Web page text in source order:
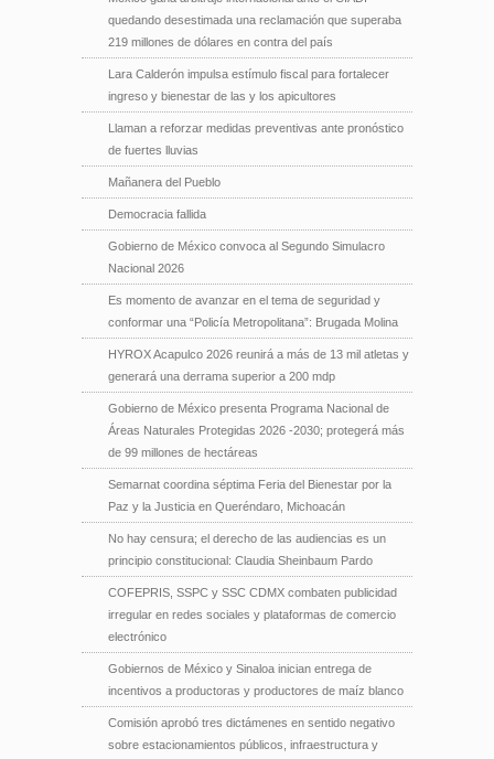
quedando desestimada una reclamación que superaba
219 millones de dólares en contra del país
Lara Calderón impulsa estímulo fiscal para fortalecer
ingreso y bienestar de las y los apicultores
Llaman a reforzar medidas preventivas ante pronóstico
de fuertes lluvias
Mañanera del Pueblo
Democracia fallida
Gobierno de México convoca al Segundo Simulacro
Nacional 2026
Es momento de avanzar en el tema de seguridad y
conformar una “Policía Metropolitana”: Brugada Molina
HYROX Acapulco 2026 reunirá a más de 13 mil atletas y
generará una derrama superior a 200 mdp
Gobierno de México presenta Programa Nacional de
Áreas Naturales Protegidas 2026 -2030; protegerá más
de 99 millones de hectáreas
Semarnat coordina séptima Feria del Bienestar por la
Paz y la Justicia en Queréndaro, Michoacán
No hay censura; el derecho de las audiencias es un
principio constitucional: Claudia Sheinbaum Pardo
COFEPRIS, SSPC y SSC CDMX combaten publicidad
irregular en redes sociales y plataformas de comercio
electrónico
Gobiernos de México y Sinaloa inician entrega de
incentivos a productoras y productores de maíz blanco
Comisión aprobó tres dictámenes en sentido negativo
sobre estacionamientos públicos, infraestructura y